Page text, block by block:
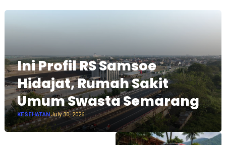
Ini Profil RS Samsoe
Hidajat, Rumah Sakit
Umum Swasta Semarang
KESEHATANJuly 30, 2026